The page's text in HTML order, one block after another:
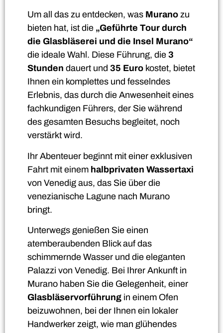
Um all das zu entdecken, was Murano zu
bieten hat, ist die „Geführte Tour durch
die Glasbläserei und die Insel Murano“
die ideale Wahl. Diese Führung, die 3
Stunden dauert und 35 Euro kostet, bietet
Ihnen ein komplettes und fesselndes
Erlebnis, das durch die Anwesenheit eines
fachkundigen Führers, der Sie während
des gesamten Besuchs begleitet, noch
verstärkt wird.
Ihr Abenteuer beginnt mit einer exklusiven
Fahrt mit einem halbprivaten Wassertaxi
von Venedig aus, das Sie über die
venezianische Lagune nach Murano
bringt.
Unterwegs genießen Sie einen
atemberaubenden Blick auf das
schimmernde Wasser und die eleganten
Palazzi von Venedig. Bei Ihrer Ankunft in
Murano haben Sie die Gelegenheit, einer
Glasbläservorführung in einem Ofen
beizuwohnen, bei der Ihnen ein lokaler
Handwerker zeigt, wie man glühendes